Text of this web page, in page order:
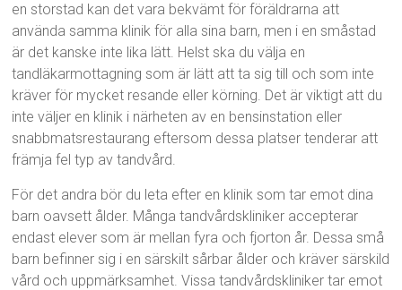
en storstad kan det vara bekvämt för föräldrarna att
använda samma klinik för alla sina barn, men i en småstad
är det kanske inte lika lätt. Helst ska du välja en
tandläkarmottagning som är lätt att ta sig till och som inte
kräver för mycket resande eller körning. Det är viktigt att du
inte väljer en klinik i närheten av en bensinstation eller
snabbmatsrestaurang eftersom dessa platser tenderar att
främja fel typ av tandvård.
För det andra bör du leta efter en klinik som tar emot dina
barn oavsett ålder. Många tandvårdskliniker accepterar
endast elever som är mellan fyra och fjorton år. Dessa små
barn befinner sig i en särskilt sårbar ålder och kräver särskild
vård och uppmärksamhet. Vissa tandvårdskliniker tar emot